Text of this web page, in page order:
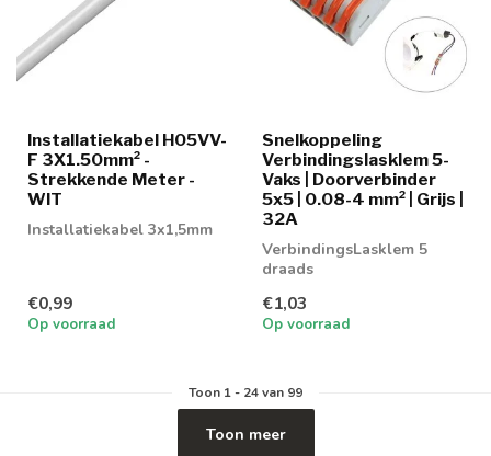
Installatiekabel H05VV-
F 3X1.50mm² -
Strekkende Meter -
WIT
Installatiekabel 3x1,5mm
€0,99
Op voorraad
Snelkoppeling
Verbindingslasklem 5-
Vaks | Doorverbinder
5x5 | 0.08-4 mm² | Grijs |
32A
VerbindingsLasklem 5
draads
€1,03
Op voorraad
Toon 1- 24van 99
Toon meer